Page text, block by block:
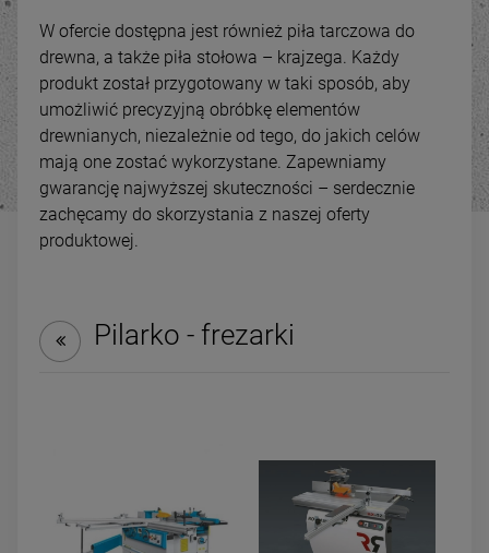
-31%
Strugarko grubościówka
TERMIX C2-310Q
regularna:8 590,00 zł
cena:4 999,00 zł
14
Cena regularna:
Najniższa cena:
W ofercie dostępna jest również piła tarczowa do
drewna, a także piła stołowa – krajzega. Każdy
produkt został przygotowany w taki sposób, aby
umożliwić precyzyjną obróbkę elementów
drewnianych, niezależnie od tego, do jakich celów
mają one zostać wykorzystane. Zapewniamy
gwarancję najwyższej skuteczności – serdecznie
zachęcamy do skorzystania z naszej oferty
produktowej.
Pilarko - frezarki